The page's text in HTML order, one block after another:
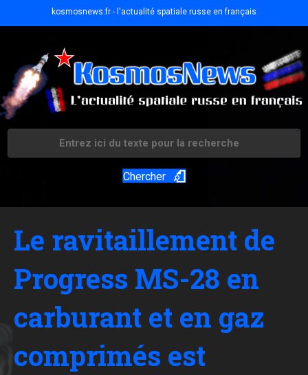
kosmosnews.fr - l'actualité spatiale russe en français
Chercher
Le ravitaillement de
Progress MS-28 en
carburant et en gaz
comprimés est